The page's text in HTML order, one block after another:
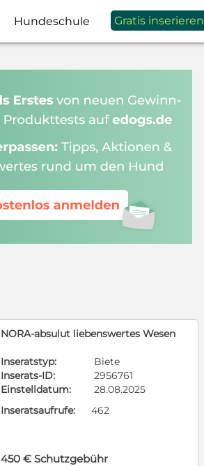
Hundeschule Gratis inserieren
NORA-absulut liebenswertes Wesen
Inseratstyp:
Biete
Inserats-ID:
2956761
Einstelldatum:
28.08.2025
Inseratsaufrufe:
462
450 € Schutzgebühr